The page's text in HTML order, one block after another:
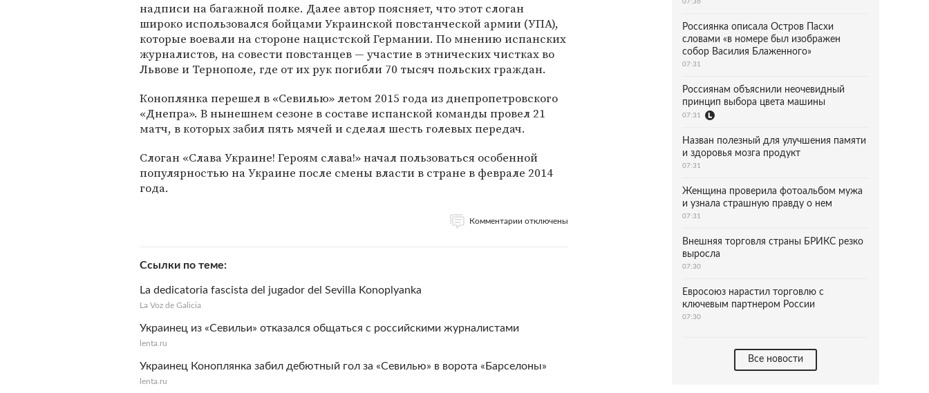
надписи на багажной полке. Далее автор поясняет, что этот слоган
широко использовался бойцами Украинской повстанческой армии (УПА),
которые воевали на стороне нацистской Германии. По мнению испанских
журналистов, на совести повстанцев — участие в этнических чистках во
Львове и Тернополе, где от их рук погибли 70 тысяч польских граждан.
Коноплянка перешел в «Севилью» летом 2015 года из днепропетровского
«Днепра». В нынешнем сезоне в составе испанской команды провел 21
матч, в которых забил пять мячей и сделал шесть голевых передач.
Слоган «Слава Украине! Героям слава!» начал пользоваться особенной
популярностью на Украине после смены власти в стране в феврале 2014
года.
Комментарии отключены
Ссылки по теме
La dedicatoria fascista del jugador del Sevilla Konoplyanka
La Voz de Galicia
Украинец из «Севильи» отказался общаться с российскими журналистами
lenta.ru
Украинец Коноплянка забил дебютный гол за «Севилью» в ворота «Барселоны»
lenta.ru
07:36
Россиянка описала Остров Пасхи
словами «в номере был изображен
собор Василия Блаженного»
07:31
Россиянам объяснили неочевидный
принцип выбора цвета машины
07:31
Назван полезный для улучшения памяти
и здоровья мозга продукт
07:31
Женщина проверила фотоальбом мужа
и узнала страшную правду о нем
07:31
Внешняя торговля страны БРИКС резко
выросла
07:30
Евросоюз нарастил торговлю с
ключевым партнером России
07:30
Все новости